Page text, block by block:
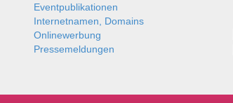
Eventpublikationen
Internetnamen, Domains
Onlinewerbung
Pressemeldungen